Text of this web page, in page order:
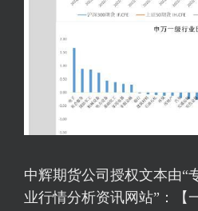
中辉期货公司授权文本由“
业行情分析资讯网站”：【